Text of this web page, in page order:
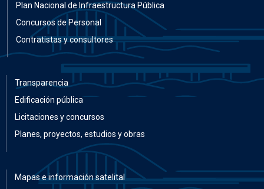
Plan Nacional de Infraestructura Pública
Concursos de Personal
Contratistas y consultores
Transparencia
Edificación pública
Licitaciones y concursos
Planes, proyectos, estudios y obras
Mapas e información satelital